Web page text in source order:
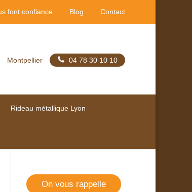
font confiance Blog Contact
Montpellier 04 78 30 10 10
Rideau métallique Lyon
On vous rappelle